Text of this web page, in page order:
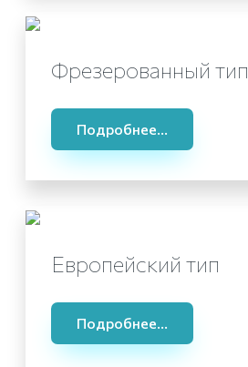
Фрезерованный тип
Подробнее...
Европейский тип
Подробнее...